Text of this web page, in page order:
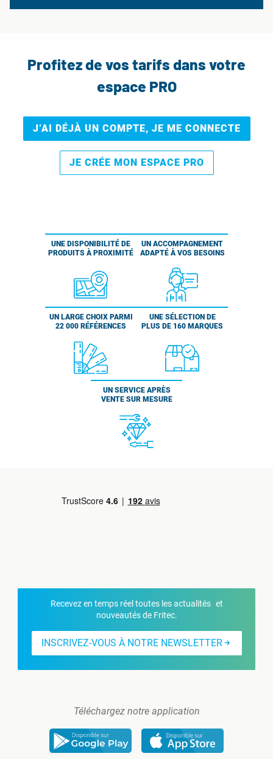
Profitez de vos tarifs dans votre
espace PRO
J’AI DÉJÀ UN COMPTE, JE ME CONNECTE
JE CRÉE MON ESPACE PRO
UNE DISPONIBILITÉ DE
PRODUITS À PROXIMITÉ
UN ACCOMPAGNEMENT
ADAPTÉ À VOS BESOINS
UN LARGE CHOIX PARMI
22 000 RÉFÉRENCES
UNE SÉLECTION DE
PLUS DE 160 MARQUES
UN SERVICE APRÈS
VENTE SUR MESURE
Recevez en temps réel toutes les actualités et
nouveautés de Fritec.
INSCRIVEZ-VOUS À NOTRE NEWSLETTER
Téléchargez notre application